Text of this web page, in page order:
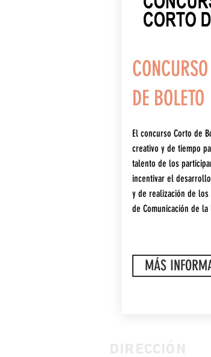
DE BOLETO
El concurso Corto de
creativo y de tiempo
talento de los
incentivar el
y de realización de los
de Comunicación de la
MÁS